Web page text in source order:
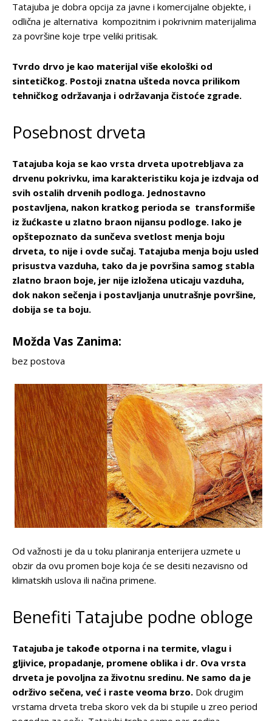
Tatajuba je dobra opcija za javne i komercijalne objekte, i
odlična je alternativa kompozitnim i pokrivnim materijalima
za površine koje trpe veliki pritisak.
Tvrdo drvo je kao materijal više ekološki od
sintetičkog. Postoji znatna ušteda novca prilikom
tehničkog održavanja i održavanja čistoće zgrade.
Posebnost drveta
Tatajuba koja se kao vrsta drveta upotrebljava za
drvenu pokrivku, ima karakteristiku koja je izdvaja od
svih ostalih drvenih podloga. Jednostavno
postavljena, nakon kratkog perioda se transformiše
iz žućkaste u zlatno braon nijansu podloge. Iako je
opštepoznato da sunčeva svetlost menja boju
drveta, to nije i ovde sučaj. Tatajuba menja boju usled
prisustva vazduha, tako da je površina samog stabla
zlatno braon boje, jer nije izložena uticaju vazduha,
dok nakon sečenja i postavljanja unutrašnje površine,
dobija se ta boju.
Možda Vas Zanima:
bez postova
Od važnosti je da u toku planiranja enterijera uzmete u
obzir da ovu promen boje koja će se desiti nezavisno od
klimatskih uslova ili načina primene.
Benefiti Tatajube podne obloge
Tatajuba je takođe otporna i na termite, vlagu i
gljivice, propadanje, promene oblika i dr. Ova vrsta
drveta je povoljna za životnu sredinu. Ne samo da je
održivo sečena, već i raste veoma brzo. Dok drugim
vrstama drveta treba skoro vek da bi stupile u zreo period